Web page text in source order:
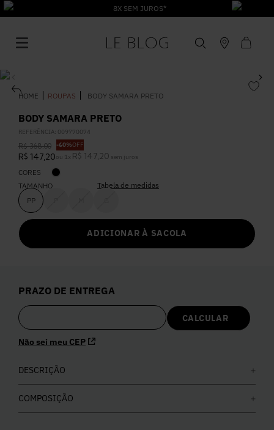
8X SEM JUROS*
ROUPAS BODY SAMARA PRETO
BODY SAMARA PRETO
REFERÊNCIA: 009770074
R$ 368,00 -60%OFF
R$ 147,20 ou 1 x R$ 147 20 sem juros
CORES
TAMANHO
PP
Tabela de medidas
ADICIONAR À SACOLA
PRAZO DE ENTREGA
Não sei meu CEP
DESCRIÇÃO
COMPOSIÇÃO
1 º Vestido
2 Roupas
3
4º Blusa
5º Calça
8º Calça Jeans